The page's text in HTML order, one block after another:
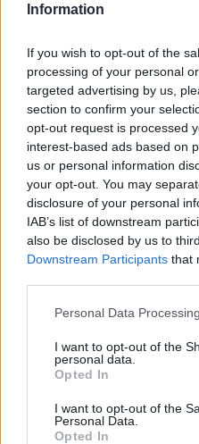
Information
If you wish to opt-out of the
processing of your personal
targeted advertising by us,
section to confirm your
opt-out request is processed
interest-based ads based on
us or personal information
your opt-out. You may
disclosure of your personal
IAB’s list of downstream
also be disclosed by us to
Downstream Participants that
Personal Data
I want to opt-out of the
personal data.
Opted In
I want to opt-out of the
Personal Data.
Opted In
Classic
Riepilogo stagione